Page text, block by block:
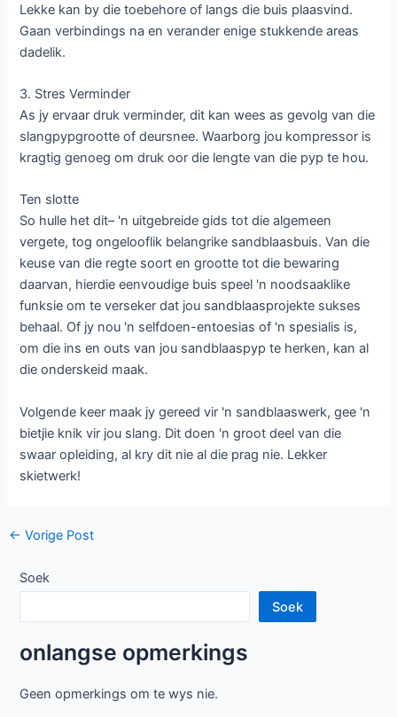
Lekke kan by die toebehore of langs die buis plaasvind.
Gaan verbindings na en verander enige stukkende areas
dadelik.
3. Stres Verminder
As jy ervaar druk verminder, dit kan wees as gevolg van die
slangpypgrootte of deursnee. Waarborg jou kompressor is
kragtig genoeg om druk oor die lengte van die pyp te hou.
Ten slotte
So hulle het dit– 'n uitgebreide gids tot die algemeen
vergete, tog ongelooflik belangrike sandblaasbuis. Van die
keuse van die regte soort en grootte tot die bewaring
daarvan, hierdie eenvoudige buis speel 'n noodsaaklike
funksie om te verseker dat jou sandblaasprojekte sukses
behaal. Of jy nou 'n selfdoen-entoesias of 'n spesialis is,
om die ins en outs van jou sandblaaspyp te herken, kan al
die onderskeid maak.
Volgende keer maak jy gereed vir 'n sandblaaswerk, gee 'n
bietjie knik vir jou slang. Dit doen 'n groot deel van die
swaar opleiding, al kry dit nie al die prag nie. Lekker
skietwerk!
Posnavigasie
← Vorige Post
Soek
Soek
onlangse opmerkings
Geen opmerkings om te wys nie.